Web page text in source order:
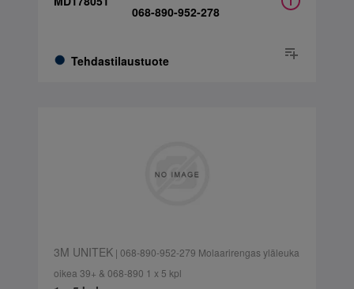
Tehdastilaustuote
068-890-952-278
3M UNITEK| 068-890-952-279 Molaarirengas yläleuka
oikea 39+ & 068-890 1 x 5 kpl